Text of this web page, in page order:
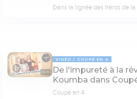
Dans la lignée des héros de la
33:19
VIDÉO COUPÉ EN 4
De l'impureté à la
Koumba dans
Coupé en 4